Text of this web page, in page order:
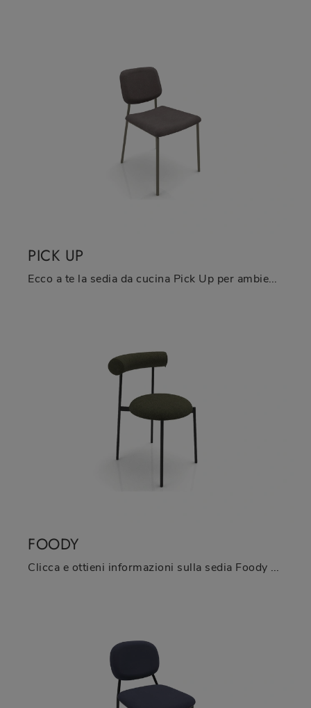
PICK UP
Ecco a te la sedia da cucina Pick Up per ambientazioni moderne, tra le più esclusive Sedie fisse di Zamagna.
FOODY
Clicca e ottieni informazioni sulla sedia Foody di Zamagna in tessuto: le più esclusive Sedie fisse moderne ti attendono.